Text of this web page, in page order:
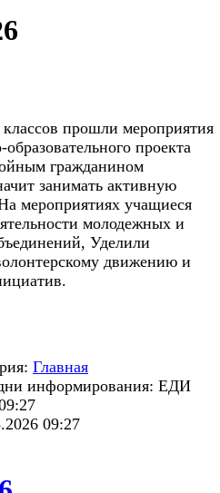
прошли мероприятия
проекта
гражданином
занимать активную
мероприятиях учащиеся
молодежных и
Уделили
движению и
Главная
информирования: ЕДИ
09:27